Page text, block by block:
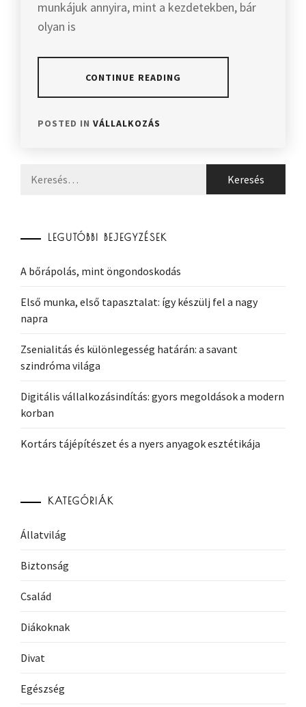
munkájuk annyira, mint a kezdetekben, bár
olyan is
CONTINUE READING
POSTED IN VÁLLALKOZÁS
LEGUTÓBBI BEJEGYZÉSEK
A bőrápolás, mint öngondoskodás
Első munka, első tapasztalat: így készülj fel a nagy
napra
Zsenialitás és különlegesség határán: a savant
szindróma világa
Digitális vállalkozásindítás: gyors megoldások a modern
korban
Kortárs tájépítészet és a nyers anyagok esztétikája
KATEGÓRIÁK
Állatvilág
Biztonság
Család
Diákoknak
Divat
Egészség